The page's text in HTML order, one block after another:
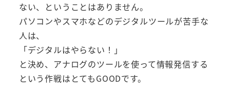
ない、ということはありません。
パソコンやスマホなどのデジタルツールが苦手な
人は、
「デジタルはやらない！」
と決め、アナログのツールを使って情報発信する
という作戦はとてもGOODです。